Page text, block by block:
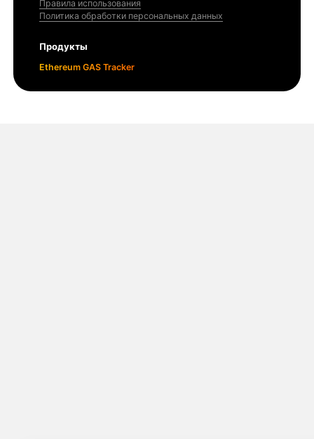
Правила использования
Политика обработки персональных данных
Продукты
Ethereum GAS Tracker